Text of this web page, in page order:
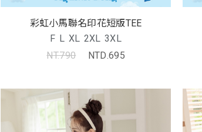
彩虹小馬聯名印花短版TEE
F L XL 2XL 3XL
NT.790
NTD.695